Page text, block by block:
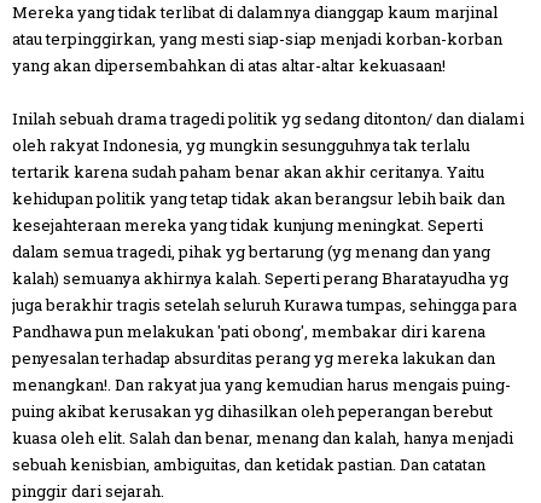
Mereka yang tidak terlibat di dalamnya dianggap kaum marjinal
atau terpinggirkan, yang mesti siap-siap menjadi korban-korban
yang akan dipersembahkan di atas altar-altar kekuasaan!
Inilah sebuah drama tragedi politik yg sedang ditonton/ dan dialami
oleh rakyat Indonesia, yg mungkin sesungguhnya tak terlalu
tertarik karena sudah paham benar akan akhir ceritanya. Yaitu
kehidupan politik yang tetap tidak akan berangsur lebih baik dan
kesejahteraan mereka yang tidak kunjung meningkat. Seperti
dalam semua tragedi, pihak yg bertarung (yg menang dan yang
kalah) semuanya akhirnya kalah. Seperti perang Bharatayudha yg
juga berakhir tragis setelah seluruh Kurawa tumpas, sehingga para
Pandhawa pun melakukan 'pati obong', membakar diri karena
penyesalan terhadap absurditas perang yg mereka lakukan dan
menangkan!. Dan rakyat jua yang kemudian harus mengais puing-
puing akibat kerusakan yg dihasilkan oleh peperangan berebut
kuasa oleh elit. Salah dan benar, menang dan kalah, hanya menjadi
sebuah kenisbian, ambiguitas, dan ketidak pastian. Dan catatan
pinggir dari sejarah.